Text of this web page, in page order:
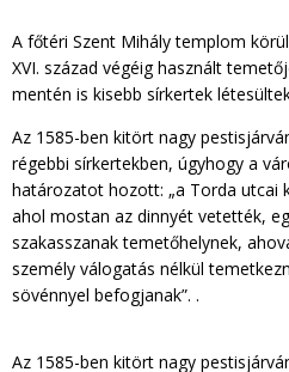
A főtéri Szent Mihály templom
XVI. század végéig használt
mentén is kisebb sírkertek
Az 1585-ben kitört nagy
régebbi sírkertekben, úgyhogy a
határozatot hozott: „a Torda utcai
ahol mostan az dinnyét vetették,
szakasszanak temetőhelynek,
személy válogatás nélkül
sövénnyel befogjanak”. .
Az 1585-ben kitört nagy